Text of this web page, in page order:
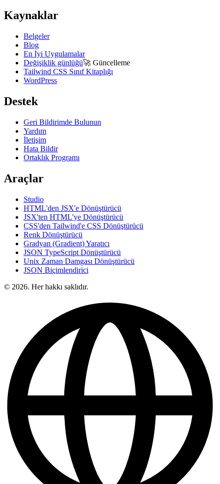
Kaynaklar
Belgeler
Blog
En İyi Uygulamalar
Değişiklik günlüğü🚀 Güncelleme
Tailwind CSS Sınıf Kitaplığı
WordPress
Destek
Geri Bildirimde Bulunun
Yardım
İletişim
Hata Bildir
Ortaklık Programı
Araçlar
Studio
HTML'den JSX'e Dönüştürücü
JSX'ten HTML'ye Dönüştürücü
CSS'den Tailwind'e CSS Dönüştürücü
Renk Dönüştürücü
Gradyan (Gradient) Yaratıcı
JSON TypeScript Dönüştürücü
Unix Zaman Damgası Dönüştürücü
JSON Biçimlendirici
© 2026. Her hakkı saklıdır.